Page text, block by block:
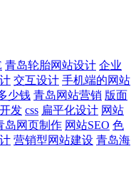
青岛轮胎网站设计 企业
交互设计 手机端的网站
少钱 青岛网站营销 版面
发 css 扁平化设计 网站
岛网页制作 网站SEO 色
营销型网站建设 青岛海